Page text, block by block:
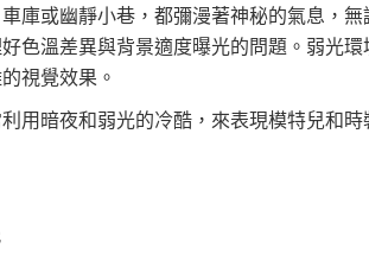
庫或幽靜小巷，都彌漫著神秘的氣息，
色溫差異與背景適度曝光的問題。弱光
視覺效果。
用暗夜和弱光的冷酷，來表現模特兒和時